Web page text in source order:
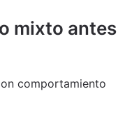
mixto antes
comportamiento